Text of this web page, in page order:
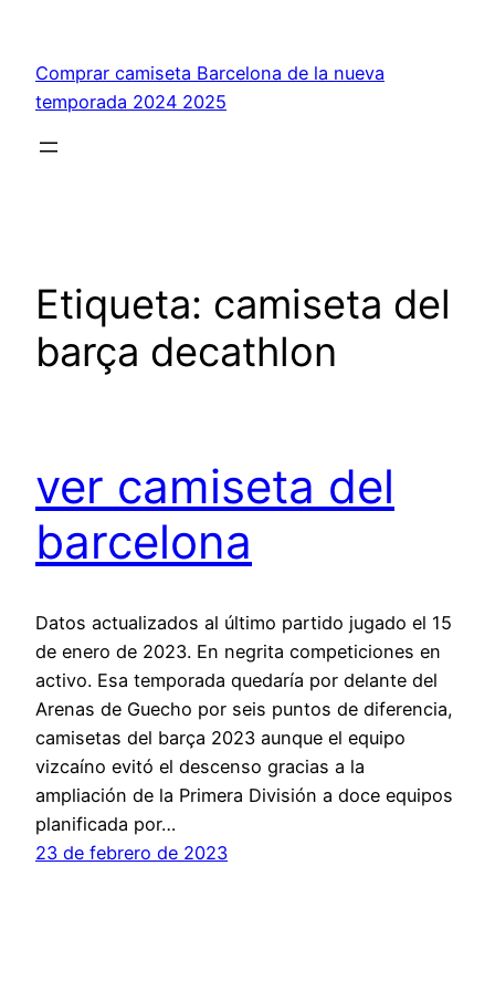
contenido
Comprar camiseta Barcelona de la nueva
temporada 2024 2025
Etiqueta: camiseta del
barça decathlon
ver camiseta del
barcelona
Datos actualizados al último partido jugado el 15
de enero de 2023. En negrita competiciones en
activo. Esa temporada quedaría por delante del
Arenas de Guecho por seis puntos de diferencia,
camisetas del barça 2023 aunque el equipo
vizcaíno evitó el descenso gracias a la
ampliación de la Primera División a doce equipos
planificada por…
23 de febrero de 2023